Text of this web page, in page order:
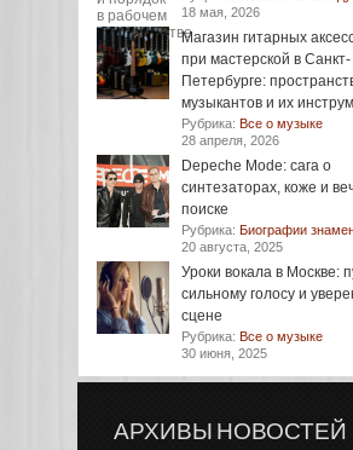
18 мая, 2026
Магазин гитарных
при мастерской в Санкт-
Петербурге:
музыкантов и их
Рубрика: Все о музыке
28 апреля, 2026
Depeche Mode: сага о
синтезаторах, коже и
поиске
Рубрика: Биографии
20 августа, 2025
Уроки вокала в Москве:
сильному голосу и
сцене
Рубрика: Все о музыке
30 июня, 2025
АРХИВЫ НОВОСТЕЙ